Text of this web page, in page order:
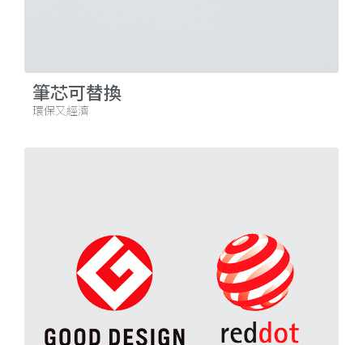
筆芯可替換
環保又經濟